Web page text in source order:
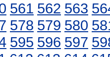
561 562 563
578 579 580
595 596 597